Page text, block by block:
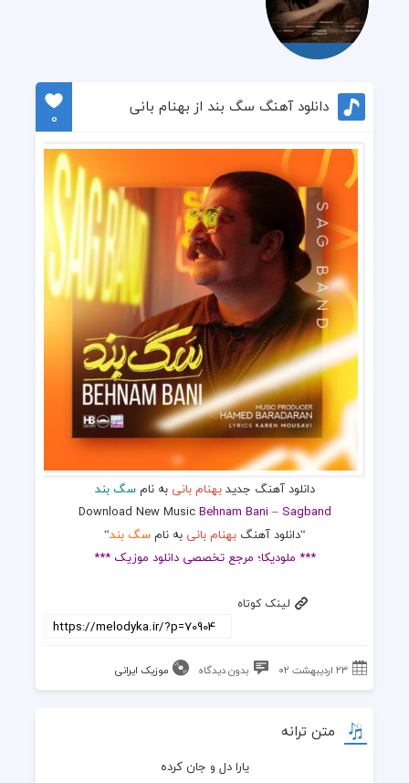
دانلود آهنگ سگ بند از بهنام بانی
0
دانلود آهنگ جدیدبهنام بانی به نامسگ بند
Download New MusicBehnam Bani–Sagband
“دانلود آهنگ بهنام بانی به نامسگ بند“
*** ملودیکا؛ مرجع تخصصی دانلود موزیک ***
لینک کوتاه
۲۳ اردیبهشت ۰۲ بدون دیدگاه موزیک ایرانی
متن ترانه
یارا دل و جان کرده